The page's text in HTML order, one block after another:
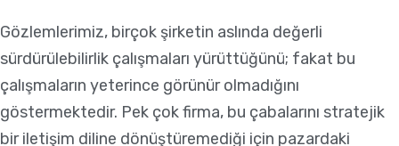
Gözlemlerimiz, birçok şirketin aslında değerli
sürdürülebilirlik çalışmaları yürüttüğünü; fakat bu
çalışmaların yeterince görünür olmadığını
göstermektedir. Pek çok firma, bu çabalarını stratejik
bir iletişim diline dönüştüremediği için pazardaki